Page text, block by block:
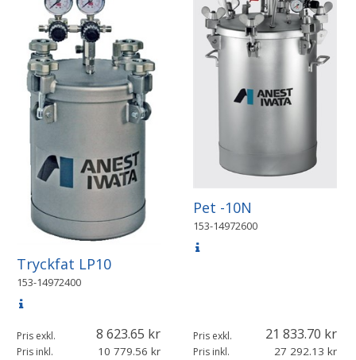
Tryckfat LP10
153-14972400
Pris exkl. 8 623.65
Pris inkl. 10 779.56
Pet -10N
153-14972600
Pris exkl. 21 833.70
Pris inkl. 27 292.13